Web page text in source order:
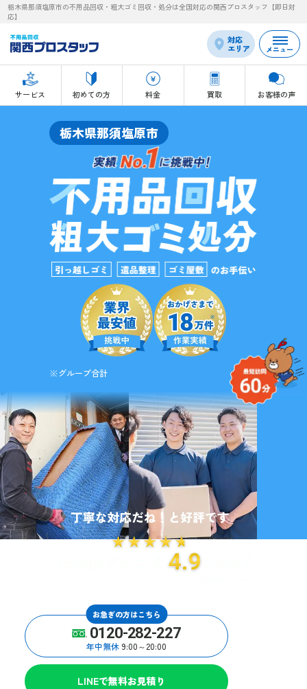
栃木県那須塩原市の不用品回収・粗大ゴミ回収・処分は全国対応の関西プロスタッフ【即日対
応】
対応
エリア
サービス 初めての方 料金 買取 お客様の声
メニュー
栃木県那須塩原市
※グループ合計
お急ぎの方はこちら
0120-282-227
年中無休 9:00～20:00
LINEで無料お見積り